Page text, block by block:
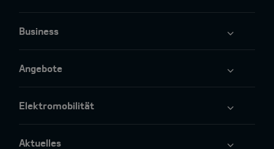
Business
Angebote
Elektromobilität
Aktuelles